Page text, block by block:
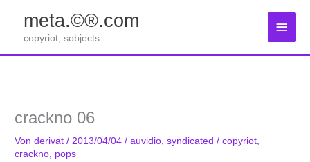
springen
meta.©®.com
copyriot, sobjects
crackno 06
Vonderivat/ 2013/04/04/auvidio ,syndicated /copyriot
crackno pops